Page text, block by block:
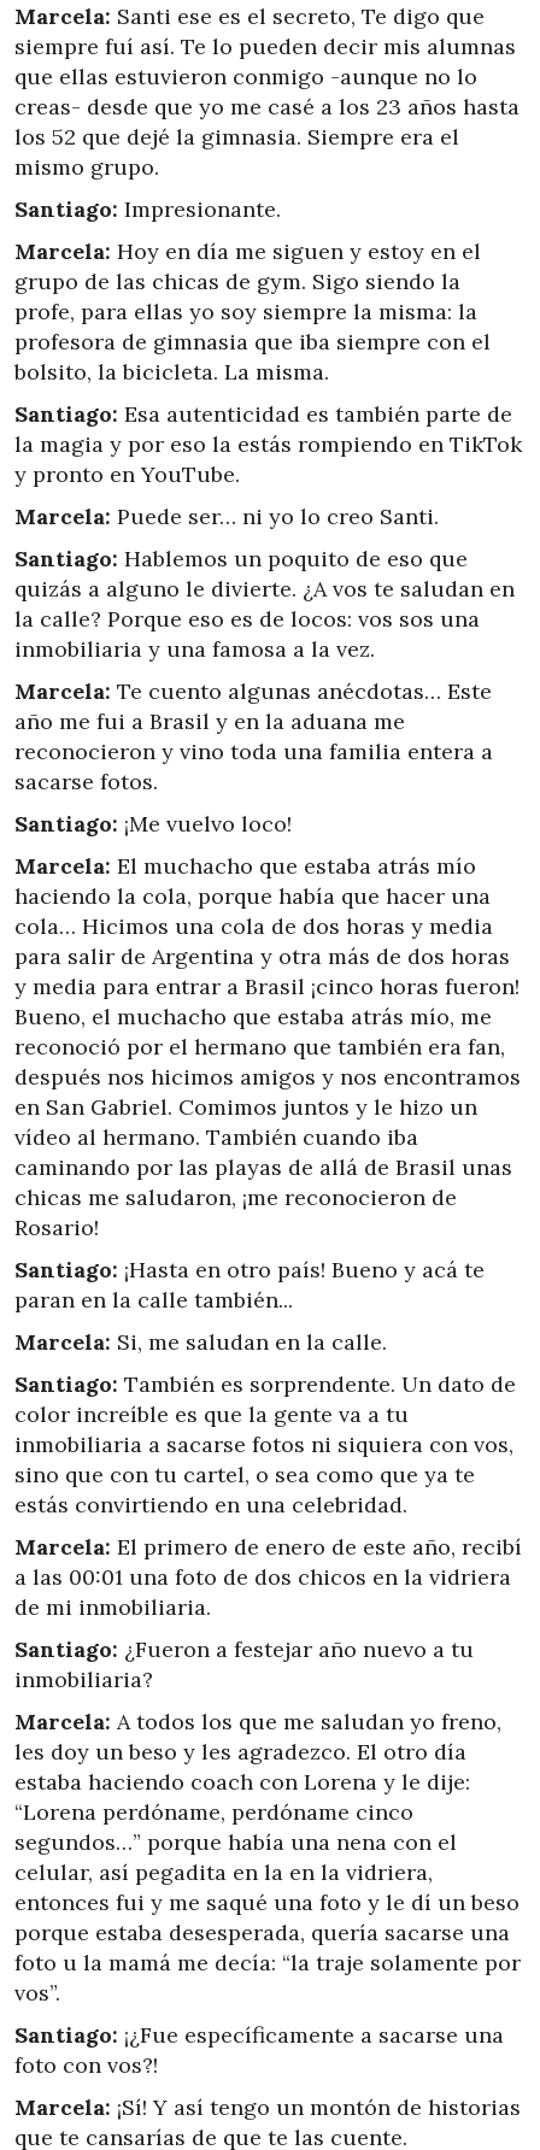
Marcela: Santi ese es el secreto, Te digo que
siempre fuí así. Te lo pueden decir mis alumnas
que ellas estuvieron conmigo -aunque no lo
creas- desde que yo me casé a los 23 años hasta
los 52 que dejé la gimnasia. Siempre era el
mismo grupo.
Santiago: Impresionante.
Marcela: Hoy en día me siguen y estoy en el
grupo de las chicas de gym. Sigo siendo la
profe, para ellas yo soy siempre la misma: la
profesora de gimnasia que iba siempre con el
bolsito, la bicicleta. La misma.
Santiago: Esa autenticidad es también parte de
la magia y por eso la estás rompiendo en TikTok
y pronto en YouTube.
Marcela: Puede ser… ni yo lo creo Santi.
Santiago: Hablemos un poquito de eso que
quizás a alguno le divierte. ¿A vos te saludan en
la calle? Porque eso es de locos: vos sos una
inmobiliaria y una famosa a la vez.
Marcela: Te cuento algunas anécdotas… Este
año me fui a Brasil y en la aduana me
reconocieron y vino toda una familia entera a
sacarse fotos.
Santiago: ¡Me vuelvo loco!
Marcela: El muchacho que estaba atrás mío
haciendo la cola, porque había que hacer una
cola… Hicimos una cola de dos horas y media
para salir de Argentina y otra más de dos horas
y media para entrar a Brasil ¡cinco horas fueron!
Bueno, el muchacho que estaba atrás mío, me
reconoció por el hermano que también era fan,
después nos hicimos amigos y nos encontramos
en San Gabriel. Comimos juntos y le hizo un
vídeo al hermano. También cuando iba
caminando por las playas de allá de Brasil unas
chicas me saludaron, ¡me reconocieron de
Rosario!
Santiago: ¡Hasta en otro país! Bueno y acá te
paran en la calle también...
Marcela: Si, me saludan en la calle.
Santiago: También es sorprendente. Un dato de
color increíble es que la gente va a tu
inmobiliaria a sacarse fotos ni siquiera con vos,
sino que con tu cartel, o sea como que ya te
estás convirtiendo en una celebridad.
Marcela: El primero de enero de este año, recibí
a las 00:01 una foto de dos chicos en la vidriera
de mi inmobiliaria.
Santiago: ¿Fueron a festejar año nuevo a tu
inmobiliaria?
Marcela: A todos los que me saludan yo freno,
les doy un beso y les agradezco. El otro día
estaba haciendo coach con Lorena y le dije:
“Lorena perdóname, perdóname cinco
segundos…” porque había una nena con el
celular, así pegadita en la en la vidriera,
entonces fui y me saqué una foto y le dí un beso
porque estaba desesperada, quería sacarse una
foto u la mamá me decía: “la traje solamente por
vos”.
Santiago: ¡¿Fue específicamente a sacarse una
foto con vos?!
Marcela: ¡Sí! Y así tengo un montón de historias
que te cansarías de que te las cuente.